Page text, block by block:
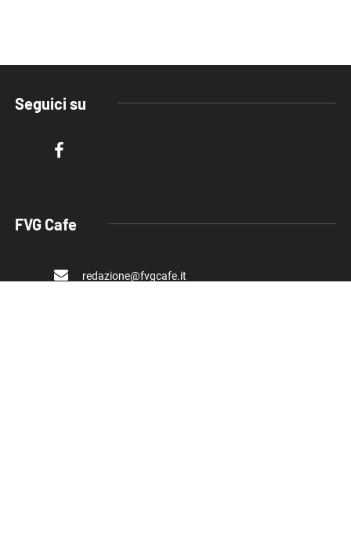
Seguici su
FVG Cafe
redazione@fvgcafe.it